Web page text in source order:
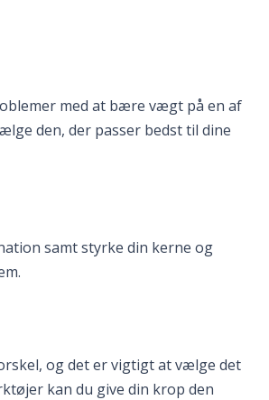
med at bære vægt på en af
den, der passer bedst til dine
samt styrke din kerne og
og det er vigtigt at vælge det
kan du give din krop den